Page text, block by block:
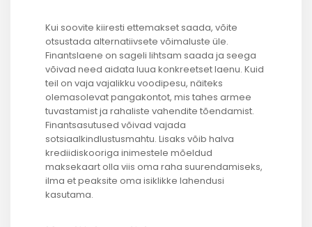
Kui soovite kiiresti ettemakset saada, võite
otsustada alternatiivsete võimaluste üle.
Finantslaene on sageli lihtsam saada ja seega
võivad need aidata luua konkreetset laenu. Kuid
teil on vaja vajalikku voodipesu, näiteks
olemasolevat pangakontot, mis tahes armee
tuvastamist ja rahaliste vahendite tõendamist.
Finantsasutused võivad vajada
sotsiaalkindlustusmahtu. Lisaks võib halva
krediidiskooriga inimestele mõeldud
maksekaart olla viis oma raha suurendamiseks,
ilma et peaksite oma isiklikke lahendusi
kasutama.